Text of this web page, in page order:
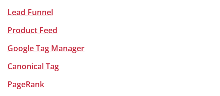
Lead Funnel
Product Feed
Google Tag Manager
Canonical Tag
PageRank